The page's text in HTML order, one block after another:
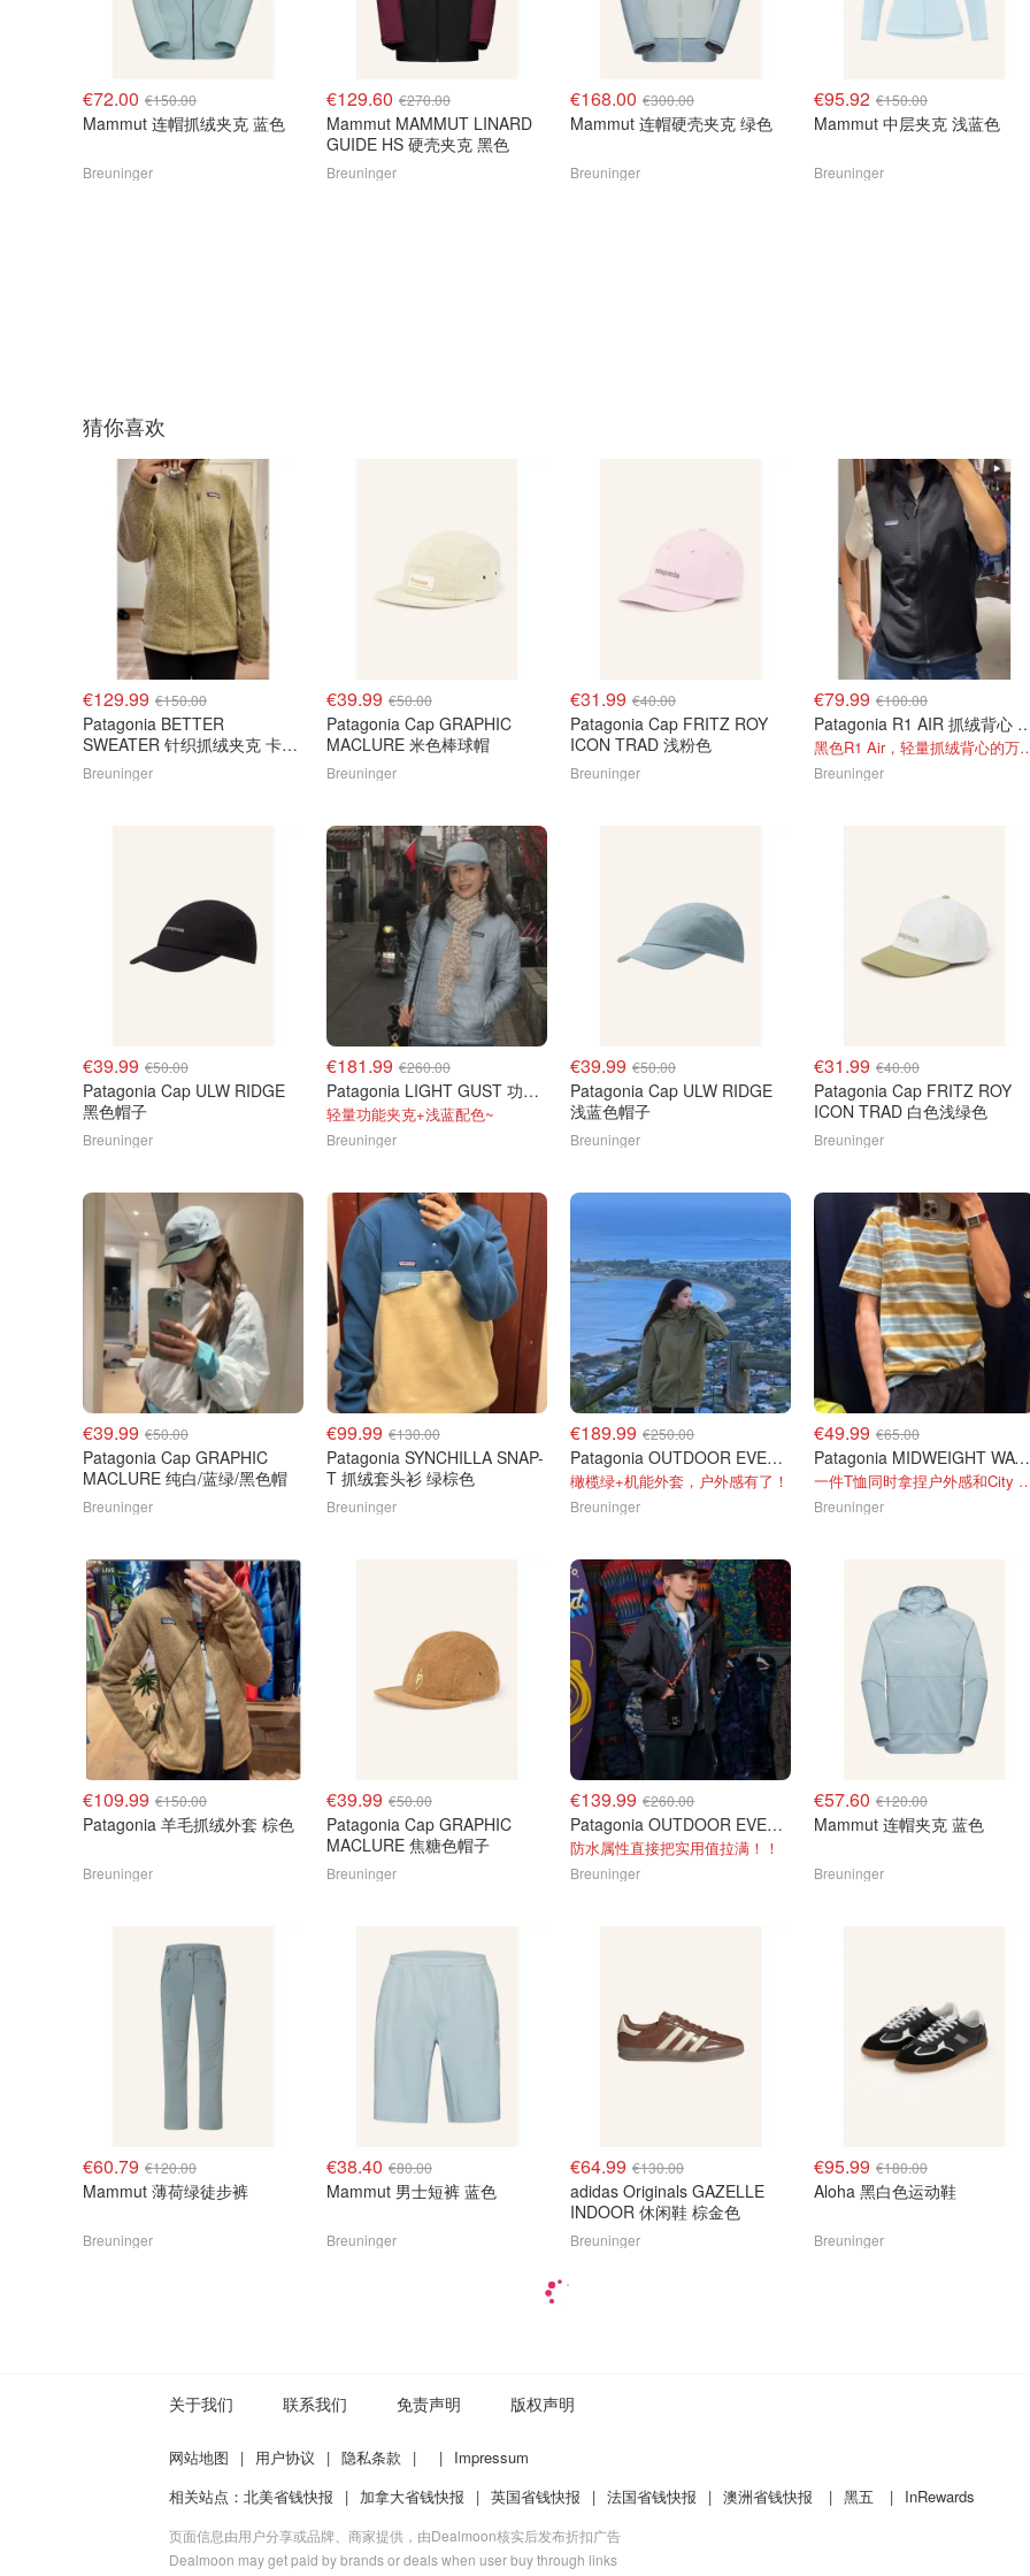
€72.00 €150.00
Mammut 连帽抓绒夹克 蓝色
Breuninger
€129.60 €270.00
Mammut MAMMUT LINARD
GUIDE HS 硬壳夹克 黑色
Breuninger
€168.00 €300.00
Mammut 连帽硬壳夹克 绿色
Breuninger
€95.92 €150.00
Mammut 中层夹克 浅蓝色
Breuninger
猜你喜欢
€129.99 €150.00
Patagonia BETTER
SWEATER 针织抓绒夹克 卡其
色
Breuninger
€39.99 €50.00
Patagonia Cap GRAPHIC
MACLURE 米色棒球帽
Breuninger
€31.99 €40.00
Patagonia Cap FRITZ ROY
ICON TRAD 浅粉色
Breuninger
€79.99 €100.00
Patagonia R1
黑色R1 Air，轻
Breuninger
€39.99 €50.00
Patagonia Cap ULW RIDGE
黑色帽子
Breuninger
€181.99 €260.00
Patagonia LIGHT GUST 功能夹克 浅蓝色
轻量功能夹克+浅蓝配色~
Breuninger
€39.99 €50.00
Patagonia Cap ULW RIDGE
浅蓝色帽子
Breuninger
€31.99 €40.00
Patagonia Cap FRITZ ROY
ICON TRAD 白色浅绿色
Breuninger
€39.99 €50.00
Patagonia Cap GRAPHIC
MACLURE 纯白/蓝绿/黑色帽
Breuninger
€99.99 €130.00
Patagonia SYNCHILLA SNAP-
T 抓绒套头衫 绿棕色
Breuninger
€189.99 €250.00
Patagonia OUTDOOR EVERYDAY 冲锋衣 橄榄绿
橄榄绿+机能外套，户外感有了！
Breuninger
€49.99 €65.00
Patagonia MIDWEIGHT WATER POCKET MARK T恤 淡蓝/浅棕/深黄
一件T恤同时拿捏
Breuninger
€109.99 €150.00
Patagonia 羊毛抓绒外套 棕色
Breuninger
€39.99 €50.00
Patagonia Cap GRAPHIC
MACLURE 焦糖色帽子
Breuninger
€139.99 €260.00
Patagonia OUTDOOR EVERYDAY 黑色防水夹克
防水属性直接把实用值拉满！！
Breuninger
€57.60 €120.00
Mammut 连帽夹克 蓝色
Breuninger
€60.79 €120.00
Mammut 薄荷绿徒步裤
Breuninger
€38.40 €80.00
Mammut 男士短裤 蓝色
Breuninger
€64.99 €130.00
adidas Originals GAZELLE
INDOOR 休闲鞋 棕金色
Breuninger
€95.99 €180.00
Aloha 黑白色运动鞋
Breuninger
关于我们 联系我们 免责声明 版权声明
网站地图 | 用户协议 | 隐私条款 | | Impressum
相关站点： 北美省钱快报 | 加拿大省钱快报 | 英国省钱快报 | 法国省钱快报 | 澳洲省钱快报 | 黑五 | InRewards
页面信息由用户分享或品牌、商家提供，由Dealmoon核实后发布折扣广告
Dealmoon may get paid by brands or deals when user buy through links